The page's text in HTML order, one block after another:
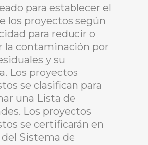
para establecer el
los proyectos según
para reducir o
la contaminación por
y su
Los proyectos
se clasifican para
una Lista de
Los proyectos
se certificarán en
Sistema de